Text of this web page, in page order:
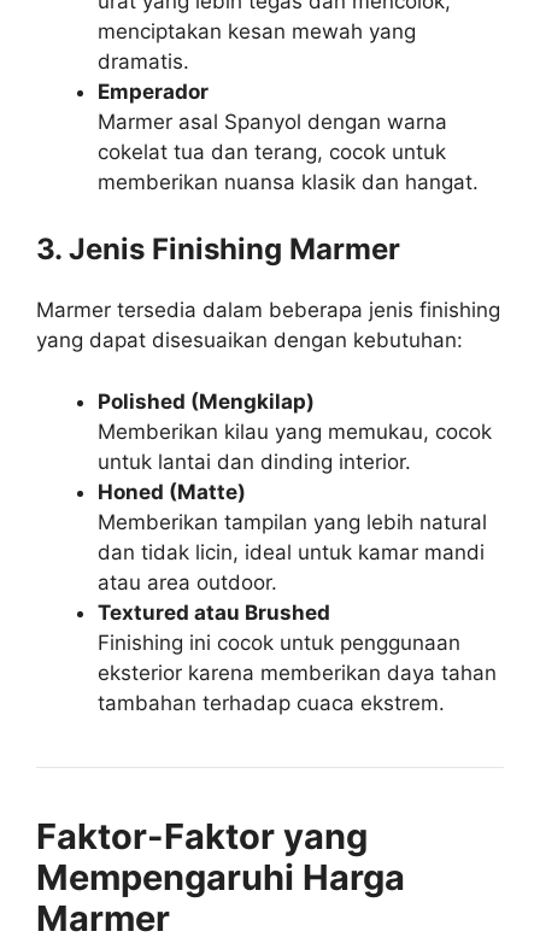
menciptakan kesan mewah yang
dramatis.
Emperador
Marmer asal Spanyol dengan warna
cokelat tua dan terang, cocok untuk
memberikan nuansa klasik dan hangat.
3. Jenis Finishing Marmer
Marmer tersedia dalam beberapa jenis finishing
yang dapat disesuaikan dengan kebutuhan:
Polished (Mengkilap)
Memberikan kilau yang memukau, cocok
untuk lantai dan dinding interior.
Honed (Matte)
Memberikan tampilan yang lebih natural
dan tidak licin, ideal untuk kamar mandi
atau area outdoor.
Textured atau Brushed
Finishing ini cocok untuk penggunaan
eksterior karena memberikan daya tahan
tambahan terhadap cuaca ekstrem.
Faktor-Faktor yang
Mempengaruhi Harga
Marmer